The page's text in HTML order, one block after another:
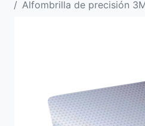
Alfombrilla de precisión